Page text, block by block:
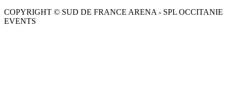
COPYRIGHT © SUD DE FRANCE ARENA - SPL OCCITANIE
EVENTS